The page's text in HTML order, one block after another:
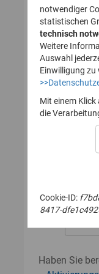
Passwort
Das
Zeichen
Leerzeichen
Haben Sie
notwendiger
statistischen
technisch
Weitere
Auswahl
Einwilligung zu
Mit einem Klick
die
Cookie-ID:
8417-